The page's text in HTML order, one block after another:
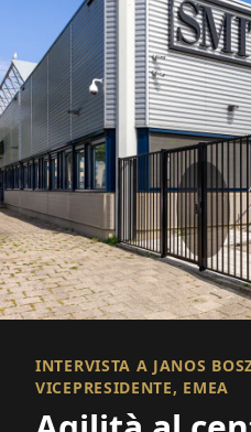
INTERVISTA A JANOS
VICEPRESIDENTE, EMEA